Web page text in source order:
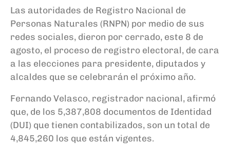
Las autoridades de Registro Nacional de
Personas Naturales (RNPN) por medio de sus
redes sociales, dieron por cerrado, este 8 de
agosto, el proceso de registro electoral, de cara
a las elecciones para presidente, diputados y
alcaldes que se celebrarán el próximo año.
Fernando Velasco, registrador nacional, afirmó
que, de los 5,387,808 documentos de Identidad
(DUI) que tienen contabilizados, son un total de
4,845,260 los que están vigentes.